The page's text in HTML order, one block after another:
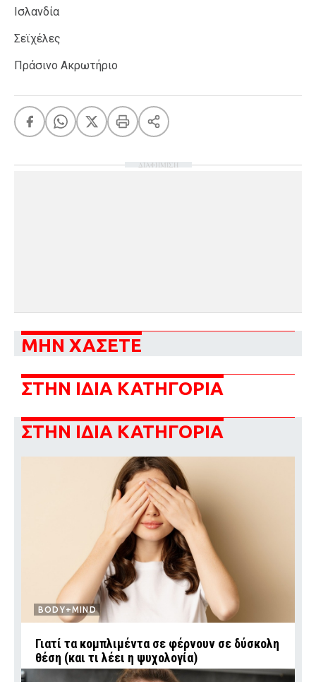
Ισλανδία
Σεϊχέλες
Πράσινο Ακρωτήριο
ΔΙΑΦΗΜΙΣΗ
ΜΗΝ ΧΑΣΕΤΕ
ΣΤΗΝ ΙΔΙΑ ΚΑΤΗΓΟΡΙΑ
ΣΤΗΝ ΙΔΙΑ ΚΑΤΗΓΟΡΙΑ
BODY+MIND
Γιατί τα κομπλιμέντα σε φέρνουν σε δύσκολη
θέση (και τι λέει η ψυχολογία)